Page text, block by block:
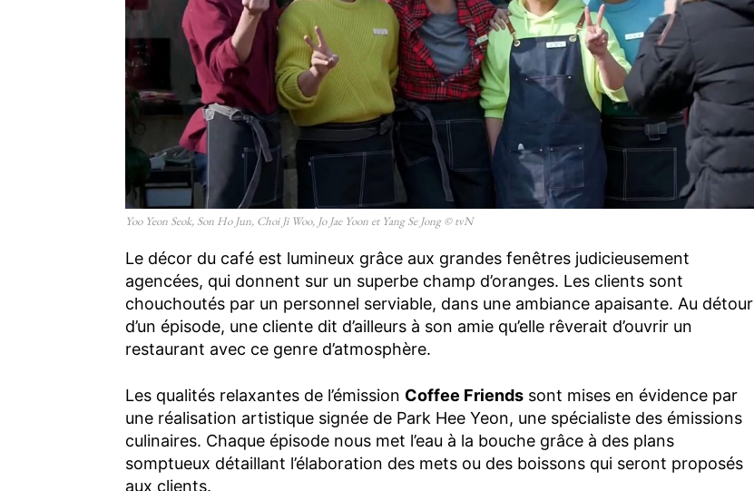
Yoo Yeon Seok, Son Ho Jun, Choi Ji Woo, Jo Jae Yoon et Yang Se Jong © tvN
Le décor du café est lumineux grâce aux grandes fenêtres judicieusement
agencées, qui donnent sur un superbe champ d’oranges. Les clients sont
chouchoutés par un personnel serviable, dans une ambiance apaisante. Au détour
d’un épisode, une cliente dit d’ailleurs à son amie qu’elle rêverait d’ouvrir un
restaurant avec ce genre d’atmosphère.
Les qualités relaxantes de l’émission Coffee Friends sont mises en évidence par
une réalisation artistique signée de Park Hee Yeon, une spécialiste des émissions
culinaires. Chaque épisode nous met l’eau à la bouche grâce à des plans
somptueux détaillant l’élaboration des mets ou des boissons qui seront proposés
aux clients.